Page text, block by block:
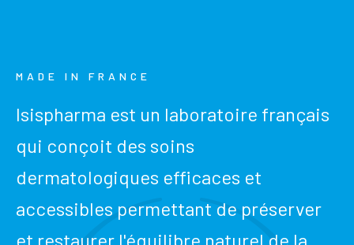
MADE IN FRANCE
Isispharma est un laboratoire français
qui conçoit des soins
dermatologiques efficaces et
accessibles permettant de préserver
et restaurer l'équilibre naturel de la